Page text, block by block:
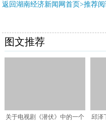
返回湖南经济新闻网首页>推荐
图文推荐
关于电视剧《潜伏》中的一个
邱泽